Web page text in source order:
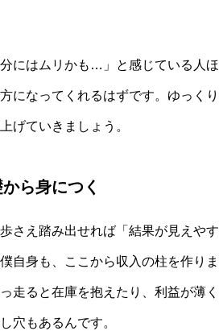
分にはムリかも…」と感じている人ほ
になってくれるはずです。ゆっくり
げていきましょう。
ら身につく
さえ踏み出せれば「結果が見えやす
自身も、ここから収入の柱を作りま
走ると在庫を抱えたり、利益が薄く
穴もあるんです。